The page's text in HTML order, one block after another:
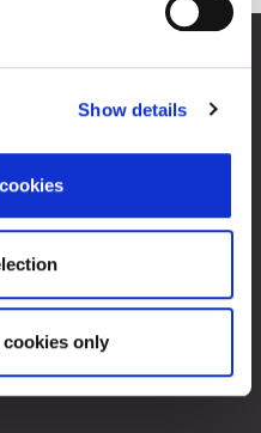
Show details
cookies only